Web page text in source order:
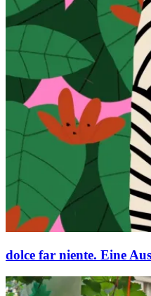
dolce far niente. Eine